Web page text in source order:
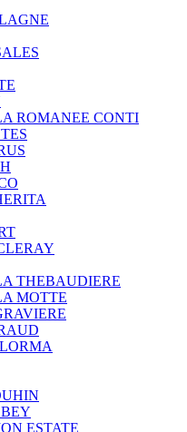
ROMANEE CONTI
THEBAUDIERE
MOTTE
ESTATE